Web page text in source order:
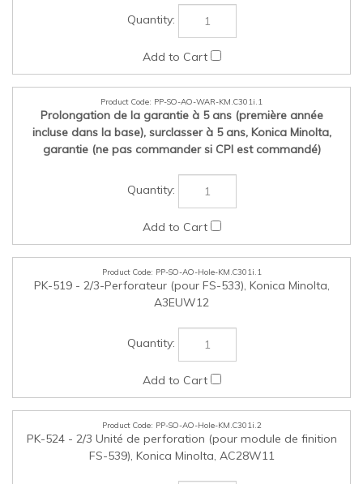
PP-SO-AO-WAR-KM.C301i.1
Prolongation de la garantie à 5 ans (première année
garantie (ne pas commander si CPI est commandé)
PK-519 - 2/3-Perforateur (pour FS-533), Konica Minolta,
A3EUW12
PP-SO-AO-Hole-KM.C301i.2
PK-524 - 2/3 Unité de perforation (pour module de finition